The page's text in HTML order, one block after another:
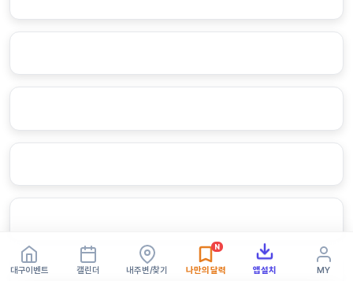
대구이벤트 캘린더 내주변/찾기
N
나만의 달력 앱설치 MY